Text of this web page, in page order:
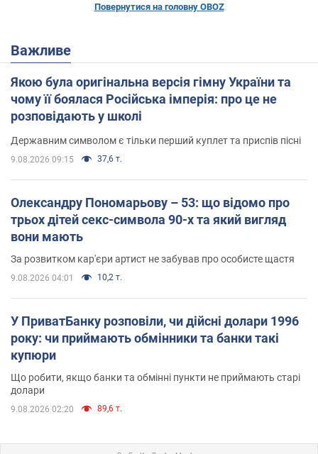
Повернутися на головну OBOZ
Важливе
Якою була оригінальна версія гімну України та
чому її боялася Російська імперія: про це не
розповідають у школі
Державним символом є тільки перший куплет та приспів пісні
9.08.2026 09:15 37,6 т.
Олександру Пономарьову – 53: що відомо про
трьох дітей секс-символа 90-х та який вигляд
вони мають
За розвитком кар'єри артист не забував про особисте щастя
9.08.2026 04:01 10,2 т.
У ПриватБанку розповіли, чи дійсні долари 1996
року: чи приймають обмінники та банки такі
купюри
Що робити, якщо банки та обмінні пункти не приймають старі
долари
9.08.2026 02:20 89,6 т.